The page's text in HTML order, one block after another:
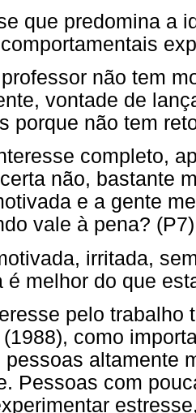
que predomina a
não tem
vontade de
porque não tem
completo,
não, bastante
e a gente
vale à pena? (P7)
irritada,
é melhor do que
pelo trabalho
como
pessoas altamente
Pessoas com